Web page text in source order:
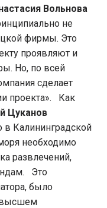
Вольнова
не
фирмы. Это
проявляют и
Но, по всей
сделает
проекта». Как
Цуканов
в Калининградской
необходимо
развлечений,
Это
было
высшем